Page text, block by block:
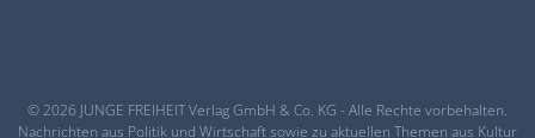
© 2026 JUNGE FREIHEIT Verlag GmbH & Co. KG - Alle Rechte vorbehalten.
Nachrichten aus Politik und Wirtschaft sowie zu aktuellen Themen aus Kultur